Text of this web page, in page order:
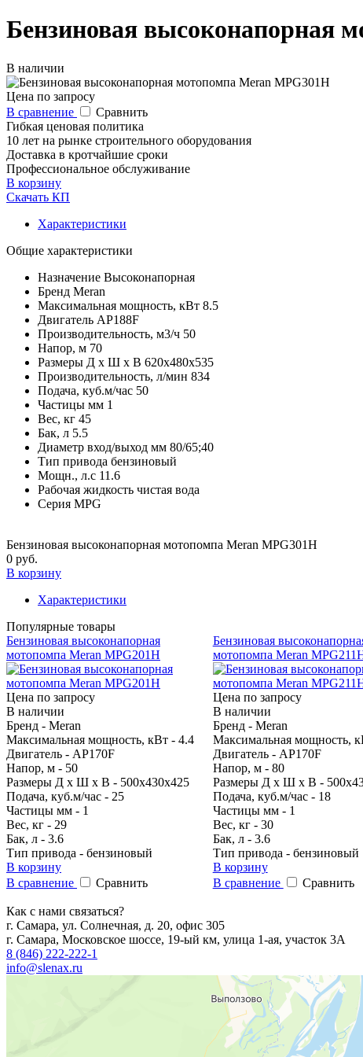
Бензиновая высоконапорная
В наличии
Цена по запросу
В сравнение
Сравнить
Гибкая ценовая политика
10 лет на рынке строительного оборудования
Доставка в кротчайшие сроки
Профессиональное обслуживание
В корзину
Скачать КП
Характеристики
Общие характеристики
Назначение Высоконапорная
Бренд Meran
Максимальная мощность, кВт 8.5
Двигатель AP188F
Производительность, м3/ч 50
Напор, м 70
Размеры Д х Ш х В 620х480х535
Производительность, л/мин 834
Подача, куб.м/час 50
Частицы мм 1
Вес, кг 45
Бак, л 5.5
Диаметр вход/выход мм 80/65;40
Тип привода бензиновый
Мощн., л.с 11.6
Рабочая жидкость чистая вода
Серия MPG
Бензиновая высоконапорная мотопомпа Meran MPG301H
0 руб.
В корзину
Характеристики
Популярные товары
Бензиновая высоконапорная
мотопомпа Meran MPG201H
Цена по запросу
В наличии
Бренд - Meran
Максимальная мощность, кВт - 4.4
Двигатель - AP170F
Напор, м - 50
Размеры Д х Ш х В - 500х430х425
Подача, куб.м/час - 25
Частицы мм - 1
Вес, кг - 29
Бак, л - 3.6
Тип привода - бензиновый
В корзину
В сравнение
Сравнить
Бензиновая
мотопомпа Meran
Цена по запросу
В наличии
Бренд - Meran
Максимальная мощность,
Двигатель - AP170F
Напор, м - 80
Размеры Д х Ш х В -
Подача, куб.м/час - 18
Частицы мм - 1
Вес, кг - 30
Бак, л - 3.6
Тип привода - бензиновый
В корзину
В сравнение
Сравнить
Как с нами связаться?
г. Самара, ул. Солнечная, д. 20, офис 305
г. Самара, Московское шоссе, 19-ый км, улица 1-ая, участок 3А
8 (846) 222-222-1
info@slenax.ru